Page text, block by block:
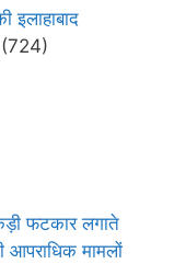
इलाहाबाद
(724)
फटकार लगाते
आपराधिक मामलों